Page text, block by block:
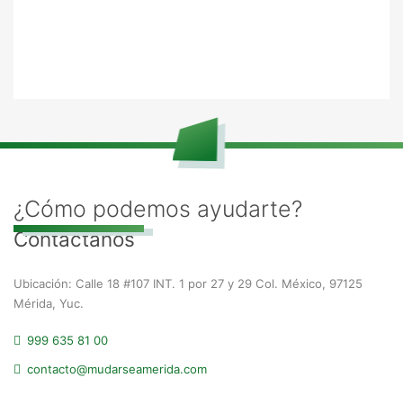
¿Cómo podemos ayudarte?
Contáctanos
Ubicación: Calle 18 #107 INT. 1 por 27 y 29 Col. México, 97125
Mérida, Yuc.
999 635 81 00
contacto@mudarseamerida.com